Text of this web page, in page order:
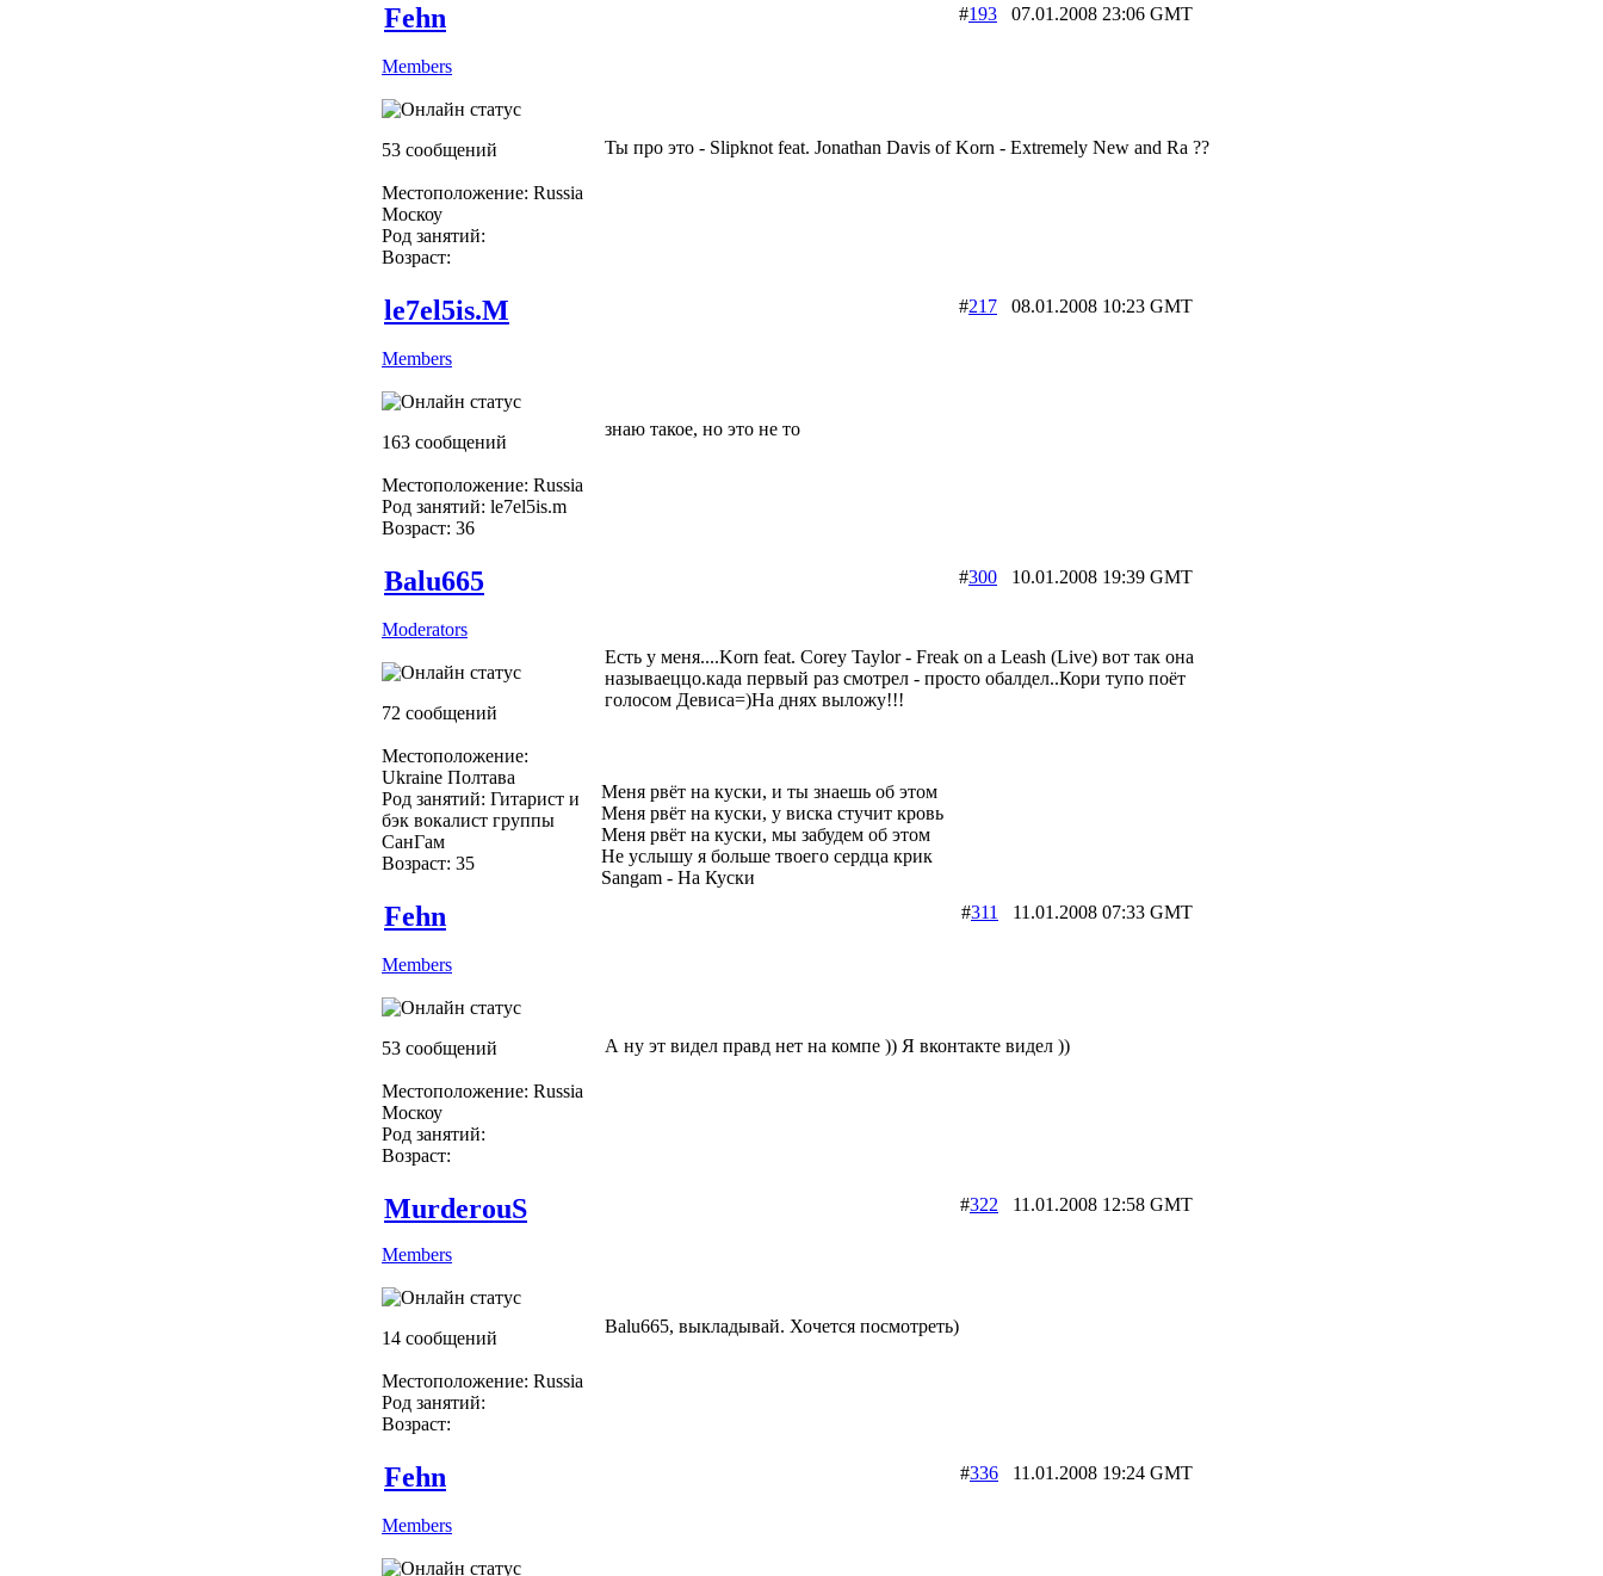
Fehn
Members
53 сообщений
Местоположение: Russia
Москоу
Род занятий:
Возраст:
#193 07.01.2008 23:06 GMT
Ты про это - Slipknot feat. Jonathan Davis of Korn - Extremely New and Ra ??
le7el5is.M
Members
163 сообщений
Местоположение: Russia
Род занятий: le7el5is.m
Возраст: 36
#217 08.01.2008 10:23 GMT
знаю такое, но это не то
Balu665
Moderators
72 сообщений
Местоположение:
Ukraine Полтава
Род занятий: Гитарист и
бэк вокалист группы
СанГам
Возраст: 35
#300 10.01.2008 19:39 GMT
Есть у меня....Korn feat. Corey Taylor - Freak on a Leash (Live) вот так она
называеццо.када первый раз смотрел - просто обалдел..Кори тупо поёт
голосом Девиса=)На днях выложу!!!
Меня рвёт на куски, и ты знаешь об этом
Меня рвёт на куски, у виска стучит кровь
Меня рвёт на куски, мы забудем об этом
Не услышу я больше твоего сердца крик
Sangam - На Куски
Fehn
Members
53 сообщений
Местоположение: Russia
Москоу
Род занятий:
Возраст:
#311 11.01.2008 07:33 GMT
А ну эт видел правд нет на компе )) Я вконтакте видел ))
MurderouS
Members
14 сообщений
Местоположение: Russia
Род занятий:
Возраст:
#322 11.01.2008 12:58 GMT
Balu665, выкладывай. Хочется посмотреть)
Fehn
Members
#336 11.01.2008 19:24 GMT